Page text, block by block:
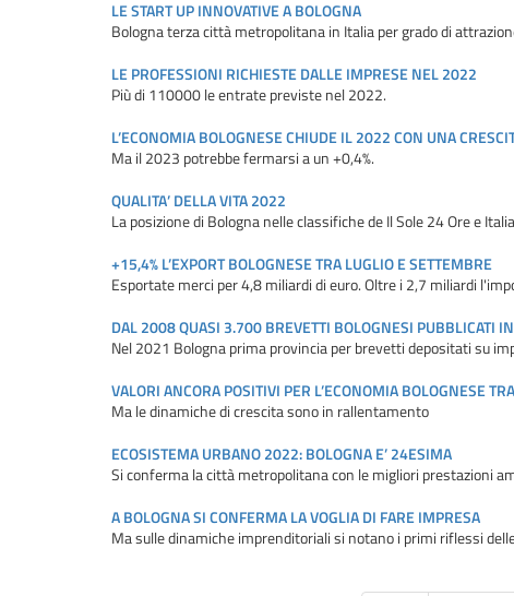
LE START UP INNOVATIVE A BOLOGNA
Bologna terza città metropolitana in Italia per grado di
LE PROFESSIONI RICHIESTE DALLE IMPRESE NEL 2022
Più di 110000 le entrate previste nel 2022.
L’ECONOMIA BOLOGNESE CHIUDE IL 2022 CON UNA
Ma il 2023 potrebbe fermarsi a un +0,4%.
QUALITA’ DELLA VITA 2022
La posizione di Bologna nelle classifiche de Il Sole 24 Ore e
+15,4% L’EXPORT BOLOGNESE TRA LUGLIO E SETTEMBRE
Esportate merci per 4,8 miliardi di euro. Oltre i 2,7 miliardi
DAL 2008 QUASI 3.700 BREVETTI BOLOGNESI PUBBLICATI
Nel 2021 Bologna prima provincia per brevetti depositati su
VALORI ANCORA POSITIVI PER L’ECONOMIA BOLOGNESE
Ma le dinamiche di crescita sono in rallentamento
ECOSISTEMA URBANO 2022: BOLOGNA E’ 24ESIMA
Si conferma la città metropolitana con le migliori prestazioni
A BOLOGNA SI CONFERMA LA VOGLIA DI FARE IMPRESA
Ma sulle dinamiche imprenditoriali si notano i primi riflessi